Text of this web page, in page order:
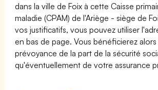
dans la ville de Foix à cette Caisse
maladie (CPAM) de l'Ariège - siège de
vos justificatifs, vous pouvez utiliser
en bas de page. Vous bénéficierez
prévoyance de la part de la sécurité
qu'éventuellement de votre assurance